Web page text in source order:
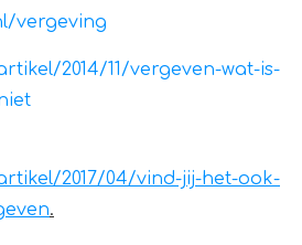
vergeving
2014/11/vergeven-wat-is-
2017/04/vind-jij-het-ook-
.